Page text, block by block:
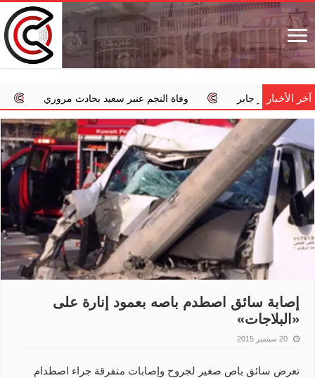
آخر الأخباروفاة النجم عنبر سعيد بحادث مروري ‏«الداخلية»: استمرار
إصابة سائق اصطدم باصه بعمود إنارة على
«البلاجات»
20 سبتمبر 2015
تعرض سائق باص صغير لجروح وإصابات متفرقة جراء اصطدام